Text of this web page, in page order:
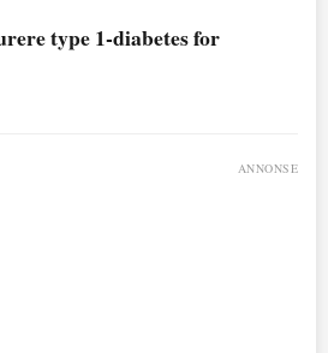
type 1-diabetes for
ANNONSE